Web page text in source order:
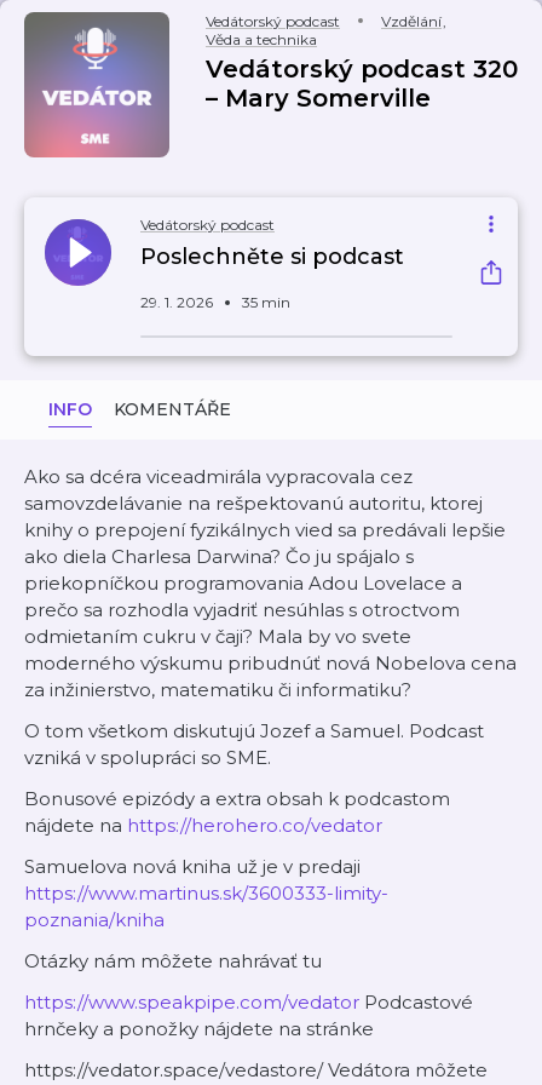
Vedátorský podcast Vzdělání,
Věda a technika
Vedátorský podcast 320
– Mary Somerville
Vedátorský podcast
Poslechněte si podcast
29. 1. 2026 35 min
INFO KOMENTÁŘE
Ako sa dcéra viceadmirála vypracovala cez
samovzdelávanie na rešpektovanú autoritu, ktorej
knihy o prepojení fyzikálnych vied sa predávali lepšie
ako diela Charlesa Darwina? Čo ju spájalo s
priekopníčkou programovania Adou Lovelace a
prečo sa rozhodla vyjadriť nesúhlas s otroctvom
odmietaním cukru v čaji? Mala by vo svete
moderného výskumu pribudnúť nová Nobelova cena
za inžinierstvo, matematiku či informatiku?
O tom všetkom diskutujú Jozef a Samuel. Podcast
vzniká v spolupráci so SME.
Bonusové epizódy a extra obsah k podcastom
nájdete na https://herohero.co/vedator
Samuelova nová kniha už je v predaji
https://www.martinus.sk/3600333-limity-
poznania/kniha
Otázky nám môžete nahrávať tu
https://www.speakpipe.com/vedator Podcastové
hrnčeky a ponožky nájdete na stránke
https://vedator.space/vedastore/ Vedátora môžete